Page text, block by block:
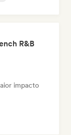
R&B
impacto